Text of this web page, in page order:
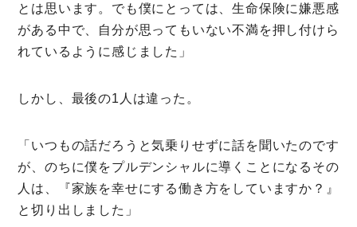
とは思います。でも僕にとっては、生命保険に嫌悪感
がある中で、自分が思ってもいない不満を押し付けら
れているように感じました」
しかし、最後の1人は違った。
「いつもの話だろうと気乗りせずに話を聞いたのです
が、のちに僕をプルデンシャルに導くことになるその
人は、『家族を幸せにする働き方をしていますか？』
と切り出しました」